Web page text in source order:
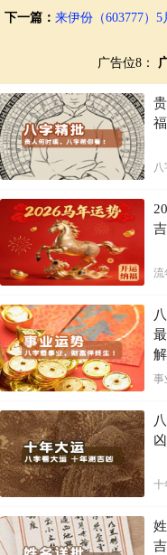
下一篇： 来伊份（603777）
广告位8：
八
流
事
十